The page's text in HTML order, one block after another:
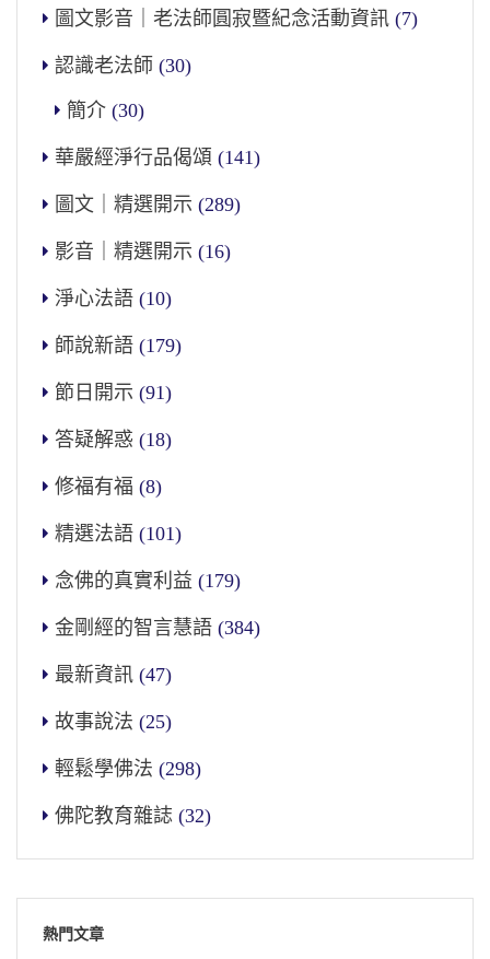
圖文影音｜老法師圓寂暨紀念活動資訊 (7)
認識老法師 (30)
簡介 (30)
華嚴經淨行品偈頌 (141)
圖文｜精選開示 (289)
影音｜精選開示 (16)
淨心法語 (10)
師說新語 (179)
節日開示 (91)
答疑解惑 (18)
修福有福 (8)
精選法語 (101)
念佛的真實利益 (179)
金剛經的智言慧語 (384)
最新資訊 (47)
故事說法 (25)
輕鬆學佛法 (298)
佛陀教育雜誌 (32)
熱門文章